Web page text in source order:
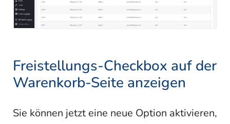
Freistellungs-Checkbox auf der
Warenkorb-Seite anzeigen
Sie können jetzt eine neue Option aktivieren,